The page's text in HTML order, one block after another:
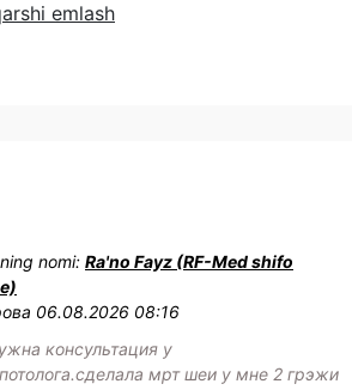
emlash
nomi: Ra'no Fayz (RF-Med shifo
06.08.2026 08:16
консультация у
мрт шеи у мне 2 грэжи